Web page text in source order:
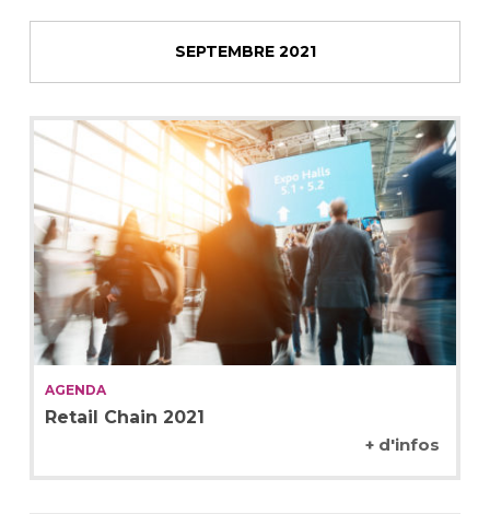
SEPTEMBRE 2021
AGENDA
Retail Chain 2021
+ d'infos